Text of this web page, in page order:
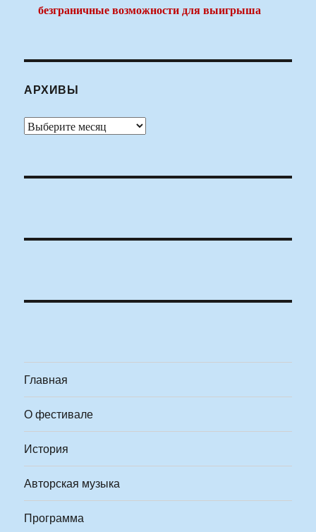
безграничные возможности для выигрыша
АРХИВЫ
Архивы
Главная
О фестивале
История
Авторская музыка
Программа